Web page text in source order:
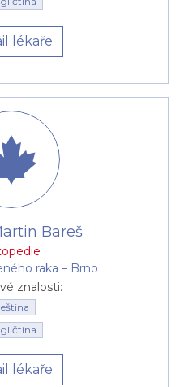
lékaře
Bareš
raka –⁠⁠⁠⁠⁠⁠ Brno
znalosti:
lékaře